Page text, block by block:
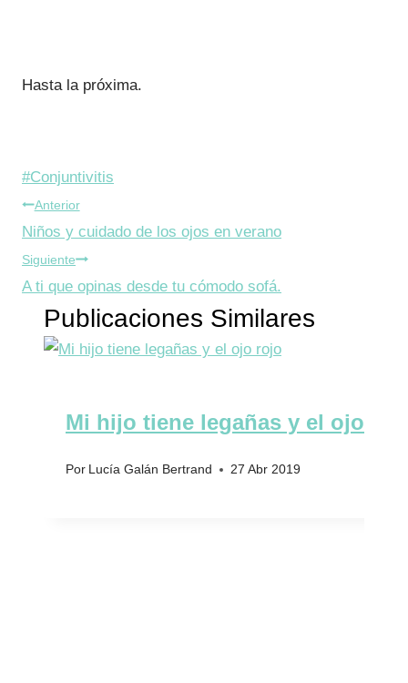
Hasta la próxima.
Etiquetas
de
la
entrada:
#Conjuntivitis
Navegación
de
entradas
Anterior
Niños y cuidado de los ojos en verano
Siguiente
A ti que opinas desde tu cómodo sofá.
Publicaciones Similares
Mi hijo tiene legañas y el ojo
Por Lucía Galán Bertrand 27 Abr 2019